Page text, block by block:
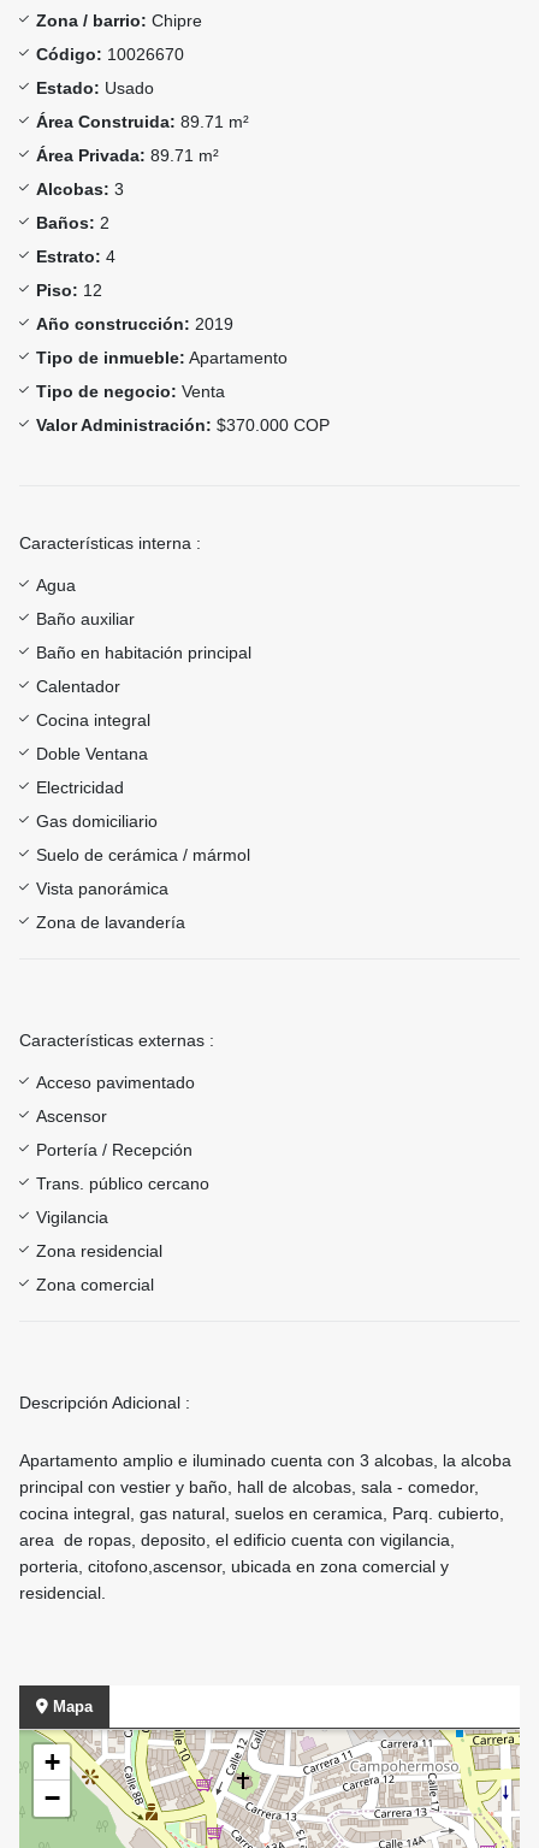
Zona / barrio: Chipre
Código: 10026670
Estado: Usado
Área Construida: 89.71 m²
Área Privada: 89.71 m²
Alcobas: 3
Baños: 2
Estrato: 4
Piso: 12
Año construcción: 2019
Tipo de inmueble: Apartamento
Tipo de negocio: Venta
Valor Administración: $370.000 COP
Características interna :
Agua
Baño auxiliar
Baño en habitación principal
Calentador
Cocina integral
Doble Ventana
Electricidad
Gas domiciliario
Suelo de cerámica / mármol
Vista panorámica
Zona de lavandería
Características externas :
Acceso pavimentado
Ascensor
Portería / Recepción
Trans. público cercano
Vigilancia
Zona residencial
Zona comercial
Descripción Adicional :
Apartamento amplio e iluminado cuenta con 3 alcobas, la alcoba
principal con vestier y baño, hall de alcobas, sala - comedor,
cocina integral, gas natural, suelos en ceramica, Parq. cubierto,
area de ropas, deposito, el edificio cuenta con vigilancia,
porteria, citofono,ascensor, ubicada en zona comercial y
residencial.
Mapa
+
−